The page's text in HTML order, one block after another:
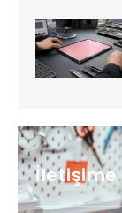
İletişime